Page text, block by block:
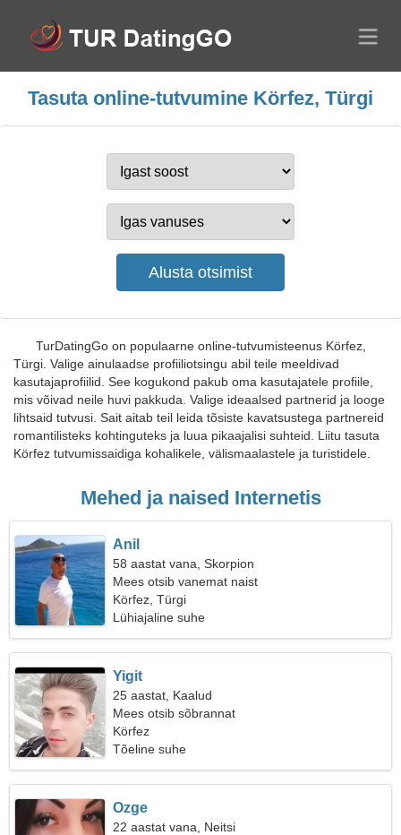
Tasuta online-tutvumine Körfez, Türgi
TurDatingGo on populaarne online-tutvumisteenus Körfez,
Türgi. Valige ainulaadse profiiliotsingu abil teile meeldivad
kasutajaprofiilid. See kogukond pakub oma kasutajatele profiile,
mis võivad neile huvi pakkuda. Valige ideaalsed partnerid ja looge
lihtsaid tutvusi. Sait aitab teil leida tõsiste kavatsustega partnereid
romantilisteks kohtinguteks ja luua pikaajalisi suhteid. Liitu tasuta
Körfez tutvumissaidiga kohalikele, välismaalastele ja turistidele.
Mehed ja naised Internetis
Anil
58 aastat vana, Skorpion
Mees otsib vanemat naist
Körfez, Türgi
Lühiajaline suhe
Yigit
25 aastat, Kaalud
Mees otsib sõbrannat
Körfez
Tõeline suhe
Ozge
22 aastat vana, Neitsi